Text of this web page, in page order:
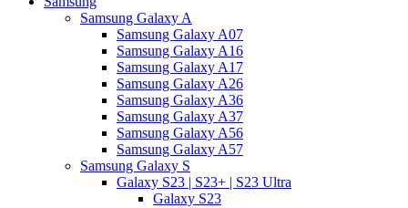
Samsung Galaxy A
Samsung Galaxy A07
Samsung Galaxy A16
Samsung Galaxy A17
Samsung Galaxy A26
Samsung Galaxy A36
Samsung Galaxy A37
Samsung Galaxy A56
Samsung Galaxy A57
Samsung Galaxy S
Galaxy S23 | S23+ | S23 Ultra
Galaxy S23